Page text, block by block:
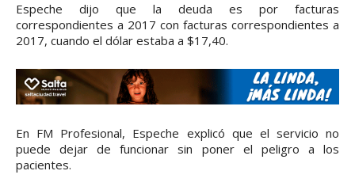
Espeche dijo que la deuda es por facturas
correspondientes a 2017 con facturas correspondientes a
2017, cuando el dólar estaba a $17,40.
En FM Profesional, Espeche explicó que el servicio no
puede dejar de funcionar sin poner el peligro a los
pacientes.